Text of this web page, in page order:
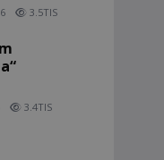
3.5TIS
3.4TIS